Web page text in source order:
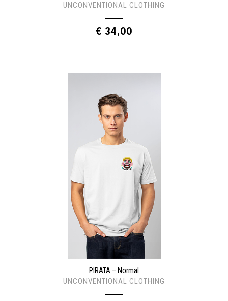
UNCONVENTIONAL CLOTHING
€ 34,00
PIRATA – Normal
UNCONVENTIONAL CLOTHING